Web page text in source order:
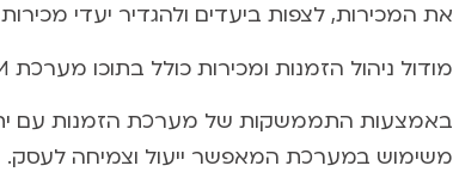
את המכירות, לצפות ביעדים ולהגדיר יעדי
מודול ניהול הזמנות ומכירות כולל בתוכו מערכת CRM חכמה הנגישה לכלל מחלקות החברה לפי הרשאות.
באמצעות התממשקות של מערכת הזמנות עם יתר
משימוש במערכת המאפשר ייעול וצמיחה לעסק.